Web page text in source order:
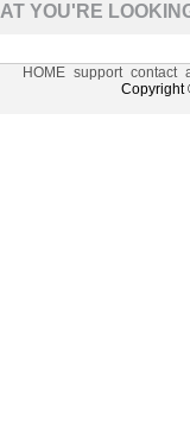
YOU'RE
HOME support contact
Copyright